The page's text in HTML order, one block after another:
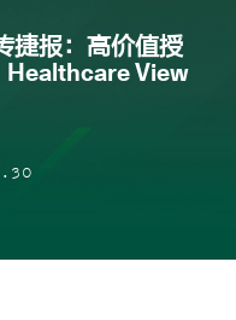
捷报：高价值授
Healthcare View